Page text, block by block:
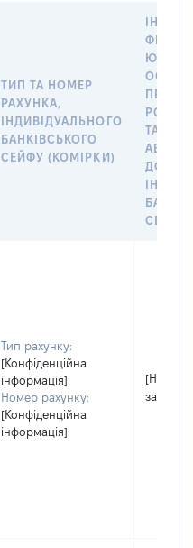
ТИП ТА НОМЕР
РАХУНКА,
ІНДИВІДУАЛЬНОГО
БАНКІВСЬКОГО
СЕЙФУ (КОМІРКИ)
ПРАВО
ТАКИМ
АБО
ДО
СЕЙФУ
Тип рахунку:
[Конфіденційна
інформація]
Номер рахунку:
[Конфіденційна
інформація]
[Не